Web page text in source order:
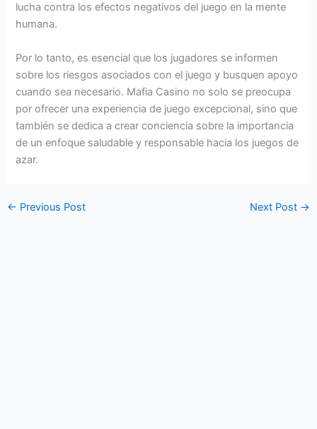
lucha contra los efectos negativos del juego en la mente
humana.
Por lo tanto, es esencial que los jugadores se informen
sobre los riesgos asociados con el juego y busquen apoyo
cuando sea necesario. Mafia Casino no solo se preocupa
por ofrecer una experiencia de juego excepcional, sino que
también se dedica a crear conciencia sobre la importancia
de un enfoque saludable y responsable hacia los juegos de
azar.
← Previous Post Next Post →